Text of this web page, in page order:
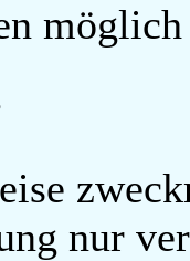
möglich
nur